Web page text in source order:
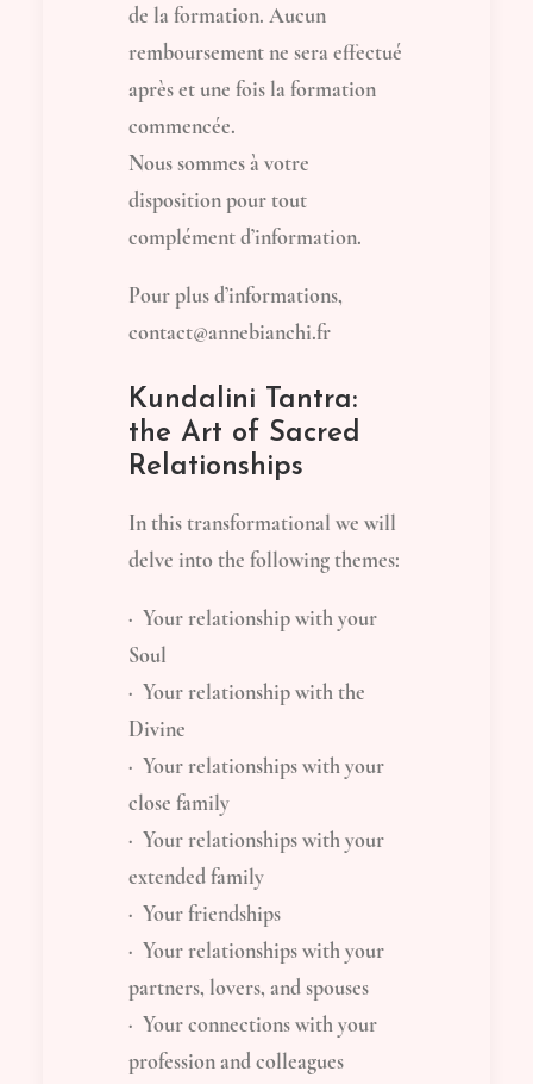
de la formation. Aucun
remboursement ne sera effectué
après et une fois la formation
commencée.
Nous sommes à votre
disposition pour tout
complément d’information.
Pour plus d’informations,
contact@annebianchi.fr
Kundalini Tantra:
the Art of Sacred
Relationships
In this transformational we will
delve into the following themes:
· Your relationship with your
Soul
· Your relationship with the
Divine
· Your relationships with your
close family
· Your relationships with your
extended family
· Your friendships
· Your relationships with your
partners, lovers, and spouses
· Your connections with your
profession and colleagues